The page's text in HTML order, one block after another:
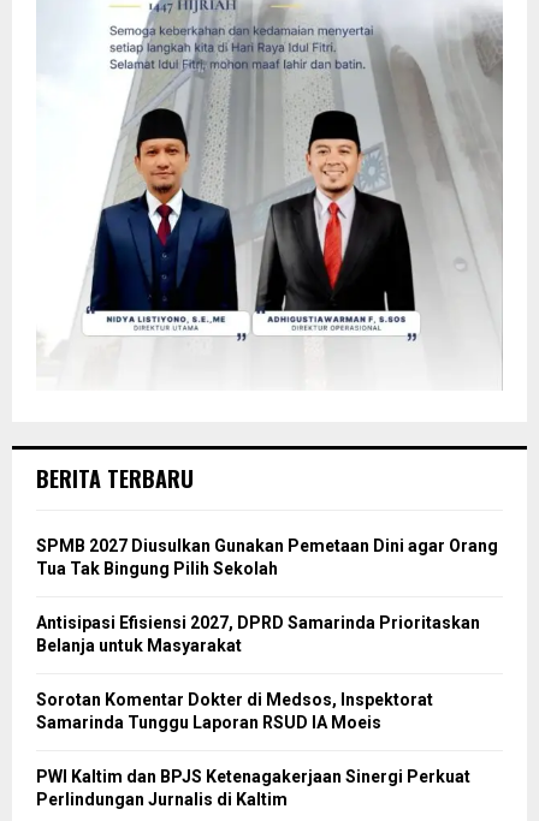
BERITA TERBARU
SPMB 2027 Diusulkan Gunakan Pemetaan Dini agar Orang
Tua Tak Bingung Pilih Sekolah
Antisipasi Efisiensi 2027, DPRD Samarinda Prioritaskan
Belanja untuk Masyarakat
Sorotan Komentar Dokter di Medsos, Inspektorat
Samarinda Tunggu Laporan RSUD IA Moeis
PWI Kaltim dan BPJS Ketenagakerjaan Sinergi Perkuat
Perlindungan Jurnalis di Kaltim